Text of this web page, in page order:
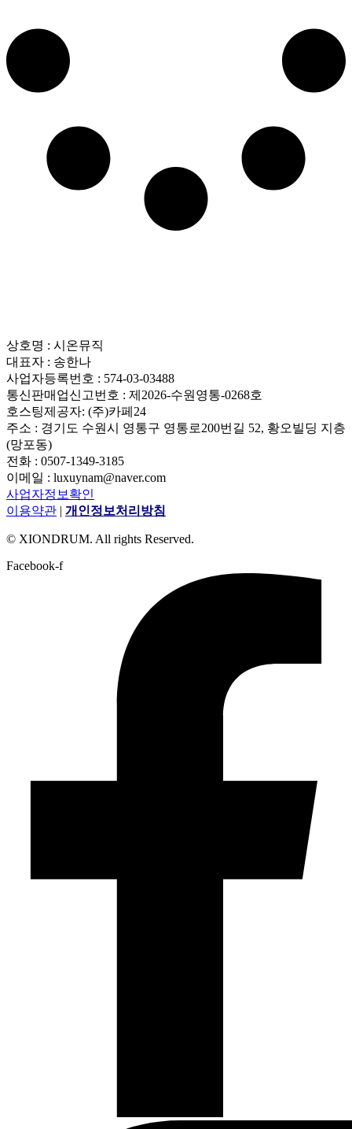
상호명 : 시온뮤직
대표자 : 송한나
사업자등록번호 : 574-03-03488
통신판매업신고번호 : 제2026-수원영통-0268호
호스팅제공자: (주)카페24
주소 : 경기도 수원시 영통구 영통로200번길 52, 황오빌딩 지층
(망포동)
전화 : 0507-1349-3185
이메일 : luxuynam@naver.com
사업자정보확인
이용약관 | 개인정보처리방침
© XIONDRUM. All rights Reserved.
Facebook-f